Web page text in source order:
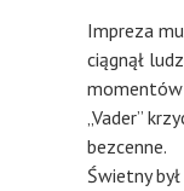
Impreza
ciągnął
momentów
„Vader”
bezcenne.
Świetny